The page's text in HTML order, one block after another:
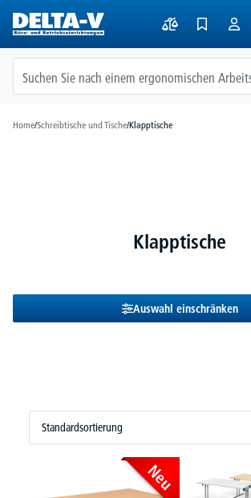
springen
Home/Schreibtische und Tische/Klapptische
Klapptische
Auswahl einschränken
Neu